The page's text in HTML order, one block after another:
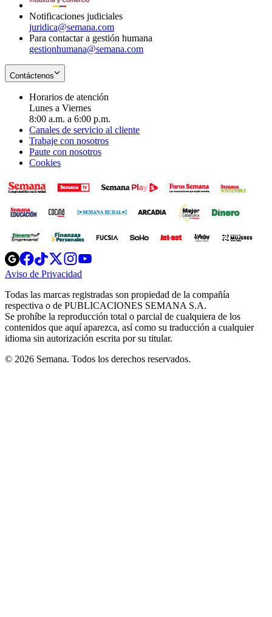
Notificaciones judiciales
juridica@semana.com
Para contactar a gestión humana
gestionhumana@semana.com
Contáctenos
Horarios de atención
Lunes a Viernes
8:00 a.m. a 6:00 p.m.
Canales de servicio al cliente
Trabaje con nosotros
Paute con nosotros
Cookies
Opens
in
new
Opens
in
new
Opens
in
new
window
Opens
new
windowwindow
Aviso de Privacidad
new
window
Todas las marcas registradas son propiedad de la compañía
respectiva o de PUBLICACIONES SEMANA S.A.
Se prohíbe la reproducción total o parcial de cualquiera de los
contenidos que aquí aparezca, así como su traducción a cualquier
idioma sin autorización escrita por su titular.
© 2026 Semana. Todos los derechos reservados.